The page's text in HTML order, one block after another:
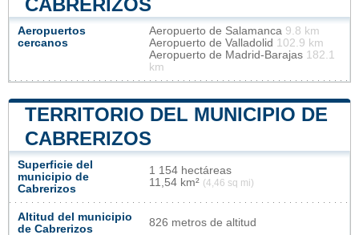
CABRERIZOS
Aeropuertos
cercanos
Aeropuerto de Salamanca 9.8 km
Aeropuerto de Valladolid 102.9 km
Aeropuerto de Madrid-Barajas 182.1
km
TERRITORIO DEL MUNICIPIO DE
CABRERIZOS
Superficie del
municipio de
Cabrerizos
1 154 hectáreas
11,54 km² (4,46 sq mi)
Altitud del municipio
de Cabrerizos
826 metros de altitud